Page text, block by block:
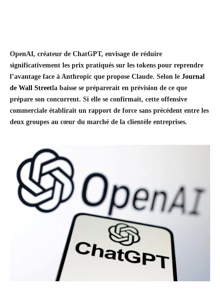
OpenAI, créateur de ChatGPT, envisage de réduire
significativement les prix pratiqués sur les tokens pour reprendre
l’avantage face à Anthropic que propose Claude. Selon le Journal
de Wall Streetla baisse se préparerait en prévision de ce que
prépare son concurrent. Si elle se confirmait, cette offensive
commerciale établirait un rapport de force sans précédent entre les
deux groupes au cœur du marché de la clientèle entreprises.